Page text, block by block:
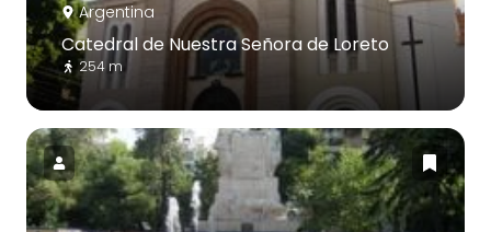
Argentina
Catedral de Nuestra Señora de Loreto
254 m